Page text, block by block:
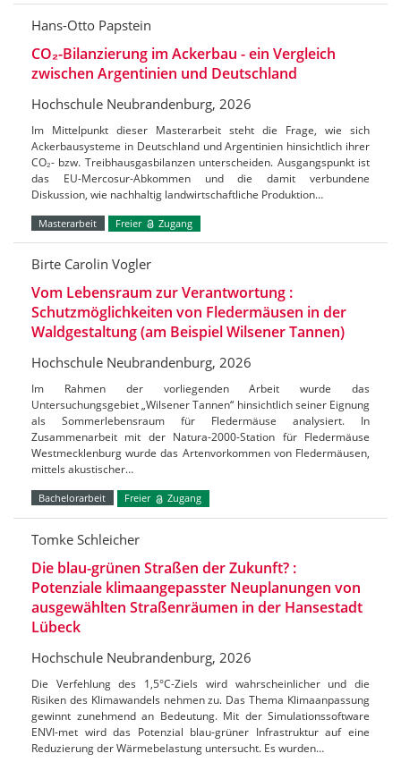
Hans-Otto Papstein
CO₂-Bilanzierung im Ackerbau - ein Vergleich
zwischen Argentinien und Deutschland
Hochschule Neubrandenburg, 2026
Im Mittelpunkt dieser Masterarbeit steht die Frage, wie sich
Ackerbausysteme in Deutschland und Argentinien hinsichtlich ihrer
CO₂- bzw. Treibhausgasbilanzen unterscheiden. Ausgangspunkt ist
das EU-Mercosur-Abkommen und die damit verbundene
Diskussion, wie nachhaltig landwirtschaftliche Produktion…
Masterarbeit Freier Zugang
Birte Carolin Vogler
Vom Lebensraum zur Verantwortung :
Schutzmöglichkeiten von Fledermäusen in der
Waldgestaltung (am Beispiel Wilsener Tannen)
Hochschule Neubrandenburg, 2026
Im Rahmen der vorliegenden Arbeit wurde das
Untersuchungsgebiet „Wilsener Tannen“ hinsichtlich seiner Eignung
als Sommerlebensraum für Fledermäuse analysiert. In
Zusammenarbeit mit der Natura-2000-Station für Fledermäuse
Westmecklenburg wurde das Artenvorkommen von Fledermäusen,
mittels akustischer…
Bachelorarbeit Freier Zugang
Tomke Schleicher
Die blau-grünen Straßen der Zukunft? :
Potenziale klimaangepasster Neuplanungen von
ausgewählten Straßenräumen in der Hansestadt
Lübeck
Hochschule Neubrandenburg, 2026
Die Verfehlung des 1,5°C-Ziels wird wahrscheinlicher und die
Risiken des Klimawandels nehmen zu. Das Thema Klimaanpassung
gewinnt zunehmend an Bedeutung. Mit der Simulationssoftware
ENVI-met wird das Potenzial blau-grüner Infrastruktur auf eine
Reduzierung der Wärmebelastung untersucht. Es wurden…